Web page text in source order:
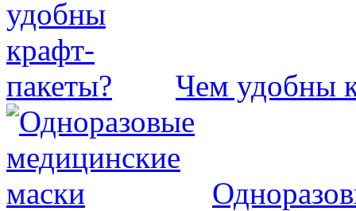
Чем удобны